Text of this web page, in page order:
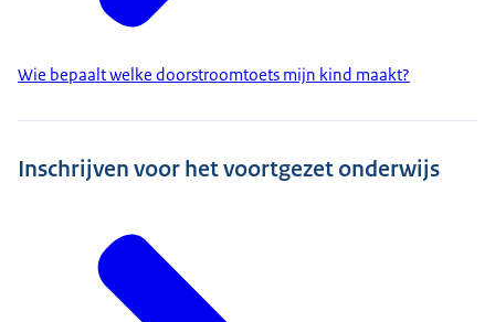
Wie bepaalt welke doorstroomtoets mijn kind maakt?
Inschrijven voor het voortgezet onderwijs